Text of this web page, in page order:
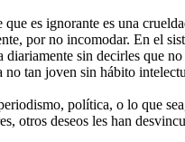
es ignorante es una
por no incomodar. En el
sin decirles que
tan joven sin hábito
política, o lo que
otros deseos les han